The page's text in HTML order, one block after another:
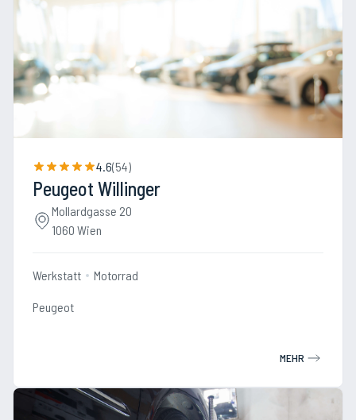
4.6(54)
Peugeot Willinger
Mollardgasse 20
1060 Wien
Werkstatt Motorrad
Peugeot
MEHR